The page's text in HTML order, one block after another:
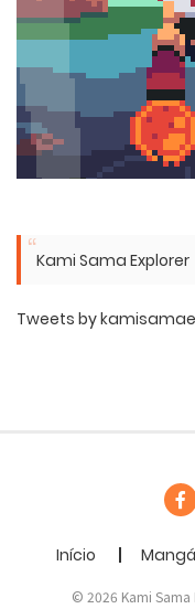
Kami Sama Explorer
Tweets by
Início
© 2026 Kami Sama